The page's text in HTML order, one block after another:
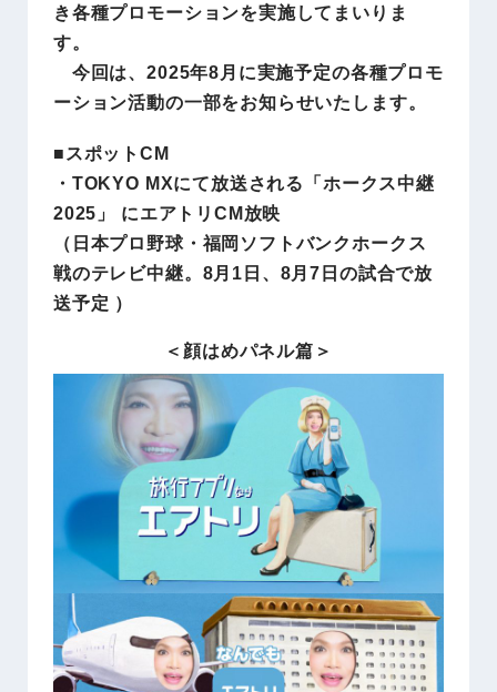
き各種プロモーションを実施してまいりま
す。
今回は、2025年8月に実施予定の各種プロモ
ーション活動の一部をお知らせいたします。
■スポットCM
・TOKYO MXにて放送される「ホークス中継
2025」 にエアトリCM放映
（日本プロ野球・福岡ソフトバンクホークス
戦のテレビ中継。8⽉1⽇、8月7⽇の試合で放
送予定 ）
＜顔はめパネル篇＞